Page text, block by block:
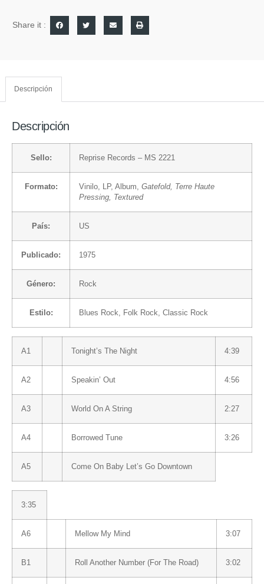
Share it :
Descripción
Descripción
Sello: Reprise Records – MS 2221
Formato: Vinilo , LP, Album, Gatefold, Terre Haute
Pressing, Textured
País: US
Publicado: 1975
Género: Rock
Estilo: Blues Rock Folk Rock Classic Rock
A1 Tonight’s The Night 4:39
A2 Speakin’ Out 4:56
A3 World On A String 2:27
A4 Borrowed Tune 3:26
A5 Come On Baby Let’s Go Downtown
3:35
A6 Mellow My Mind 3:07
B1 Roll Another Number (For The Road) 3:02